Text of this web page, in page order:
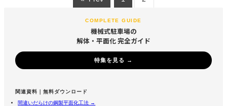
COMPLETE GUIDE
機械式駐車場の
解体・平面化 完全ガイド
特集を見る →
関連資料｜無料ダウンロード
間違いだらけの鋼製平面化工法 →